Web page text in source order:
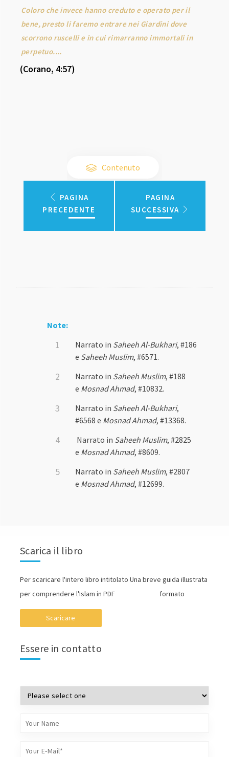
Coloro che invece hanno creduto e operato per il
bene, presto li faremo entrare nei Giardini dove
scorrono ruscelli e in cui rimarranno immortali in
perpetuo....
(Corano, 4:57)
Contenuto
PAGINA
PRECEDENTE
PAGINA
SUCCESSIVA
Note:
Narrato in Saheeh Al-Bukhari, #186
e Saheeh Muslim, #6571.
Narrato in Saheeh Muslim, #188
e Mosnad Ahmad, #10832.
Narrato in Saheeh Al-Bukhari,
#6568 e Mosnad Ahmad, #13368.
Narrato in Saheeh Muslim, #2825
e Mosnad Ahmad, #8609.
Narrato in Saheeh Muslim, #2807
e Mosnad Ahmad, #12699.
Scarica il libro
Per scaricare l'intero libro intitolato Una breve guida illustrata
per comprendere l'Islam in PDF formato
Scaricare
Essere in contatto